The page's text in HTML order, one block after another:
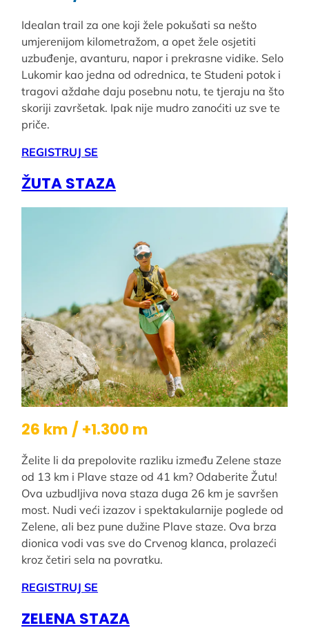
Idealan trail za one koji žele pokušati sa nešto
umjerenijom kilometražom, a opet žele osjetiti
uzbuđenje, avanturu, napor i prekrasne vidike. Selo
Lukomir kao jedna od odrednica, te Studeni potok i
tragovi aždahe daju posebnu notu, te tjeraju na što
skoriji završetak. Ipak nije mudro zanoćiti uz sve te
priče.
REGISTRUJ SE
ŽUTA STAZA
26 km / +1.300 m
Želite li da prepolovite razliku između Zelene staze
od 13 km i Plave staze od 41 km? Odaberite Žutu!
Ova uzbudljiva nova staza duga 26 km je savršen
most. Nudi veći izazov i spektakularnije poglede od
Zelene, ali bez pune dužine Plave staze. Ova brza
dionica vodi vas sve do Crvenog klanca, prolazeći
kroz četiri sela na povratku.
REGISTRUJ SE
ZELENA STAZA